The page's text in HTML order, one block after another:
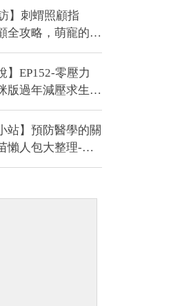
】刺蝟照顧指
全攻略，萌寵的健
獸醫—侯彣
】EP152-零壓力
版過年減壓求生
醫—黃偉珍
站】預防醫學的關
懶人包大整理-上
醫師